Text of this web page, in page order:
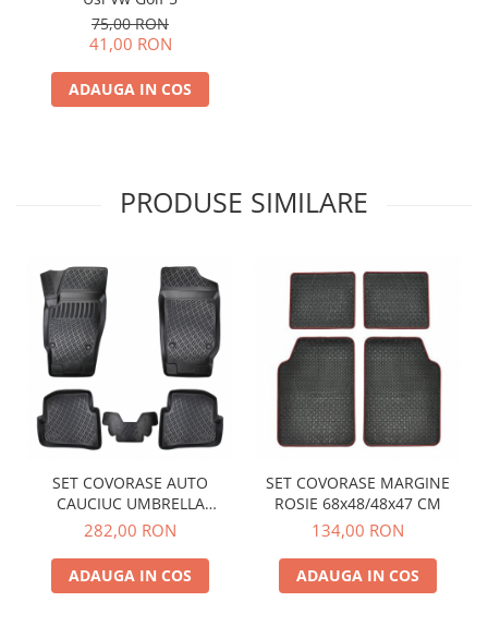
75,00 RON
41,00 RON
ADAUGA IN COS
PRODUSE SIMILARE
SET COVORASE AUTO
CAUCIUC UMBRELLA
PENTRU VW POLO V (6R / 6C
/ 61) 2009-2017
282,00 RON
ADAUGA IN COS
SET COVORASE MARGINE
ROSIE 68x48/48x47 CM
134,00 RON
ADAUGA IN COS